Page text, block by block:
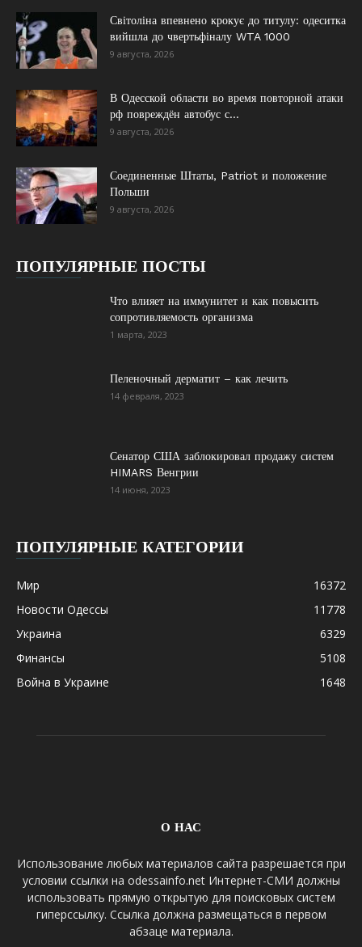
Світоліна впевнено крокує до титулу: одеситка
вийшла до чвертьфіналу WTA 1000
9 августа, 2026
В Одесской области во время повторной атаки
рф повреждён автобус с...
9 августа, 2026
Соединенные Штаты, Patriot и положение
Польши
9 августа, 2026
ПОПУЛЯРНЫЕ ПОСТЫ
Что влияет на иммунитет и как повысить
сопротивляемость организма
1 марта, 2023
Пеленочный дерматит – как лечить
14 февраля, 2023
Сенатор США заблокировал продажу систем
HIMARS Венгрии
14 июня, 2023
ПОПУЛЯРНЫЕ КАТЕГОРИИ
Мир
16372
Новости Одессы
11778
Украина
6329
Финансы
5108
Война в Украине
1648
О НАС
Использование любых материалов сайта разрешается при
условии ссылки на odessainfo.net Интернет-СМИ должны
использовать прямую открытую для поисковых систем
гиперссылку. Ссылка должна размещаться в первом
абзаце материала.